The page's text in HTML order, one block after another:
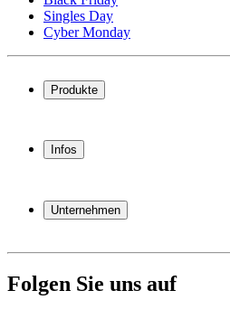
Singles Day
Cyber Monday
Produkte
Weinregal
Weinmöbel
Infos
Garantie
Bezahlung
Rückgabe
Unternehmen
Karriere
Black Friday
Folgen Sie uns auf